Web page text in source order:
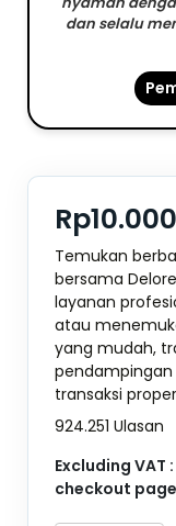
dan selalu
Rp10.000
Temukan
bersama
layanan
atau
yang mudah,
transaksi
924.251 Ulasan
Excluding VAT
checkout page